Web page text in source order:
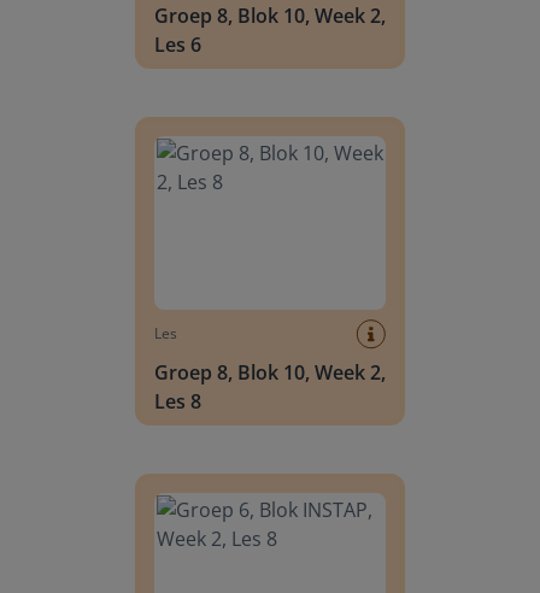
Groep 8, Blok 10, Week 2,
Les 6
Les
Groep 8, Blok 10, Week 2,
Les 8